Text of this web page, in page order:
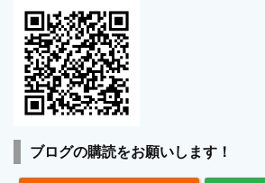
ブログの購読をお願いします！